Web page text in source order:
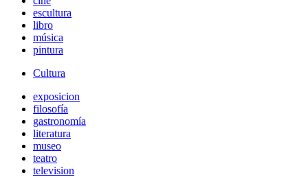
escultura
libro
música
pintura
Cultura
exposicion
filosofía
gastronomía
literatura
museo
teatro
television